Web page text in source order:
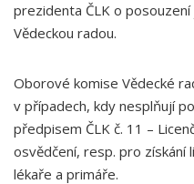
prezidenta ČLK o
Vědeckou radou.
Oborové komise Vědecké
v případech, kdy nesplňují
předpisem ČLK č. 11 –
osvědčení, resp. pro získání
lékaře a primáře.